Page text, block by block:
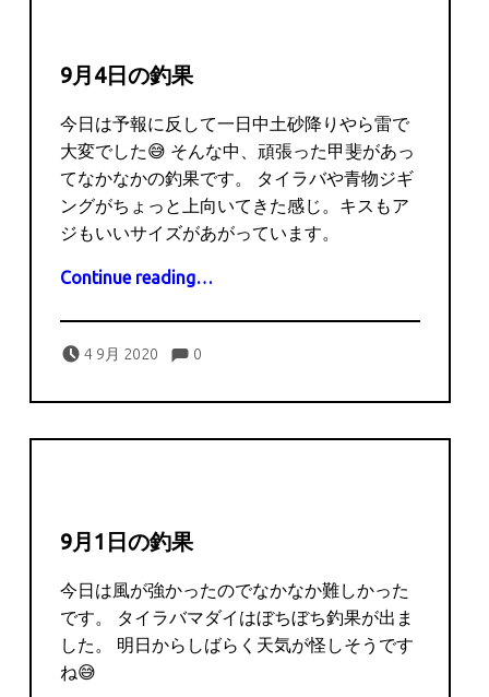
9月4日の釣果
今日は予報に反して一日中土砂降りやら雷で
大変でした😅 そんな中、頑張った甲斐があっ
てなかなかの釣果です。 タイラバや青物ジギ
ングがちょっと上向いてきた感じ。キスもア
ジもいいサイズがあがっています。
Continue reading“9月4日の釣果”
…
4 9月 2020
captains Comments:0
9月1日の釣果
今日は風が強かったのでなかなか難しかった
です。 タイラバマダイはぼちぼち釣果が出ま
した。 明日からしばらく天気が怪しそうです
ね😅